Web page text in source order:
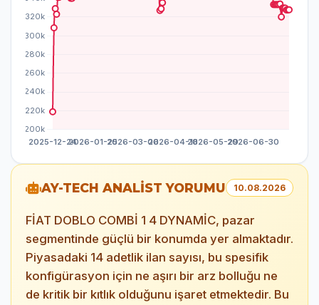
AY-TECH ANALİST YORUMU 10.08.2026
FİAT DOBLO COMBİ 1 4 DYNAMİC, pazar
segmentinde güçlü bir konumda yer almaktadır.
Piyasadaki 14 adetlik ilan sayısı, bu spesifik
konfigürasyon için ne aşırı bir arz bolluğu ne
de kritik bir kıtlık olduğunu işaret etmektedir. Bu